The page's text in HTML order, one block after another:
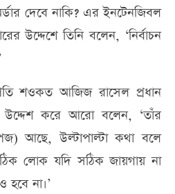
দেবে নাকি? এর ইনটেনজিবল
উদ্দেশে তিনি বলেন, ‘নির্বাচন
শওকত আজিজ রাসেল প্রধান
উদ্দেশ করে আরো বলেন, ‘তাঁর
আছে, উল্টাপাল্টা কথা বলে
লোক যদি সঠিক জায়গায় না
হবে না।’